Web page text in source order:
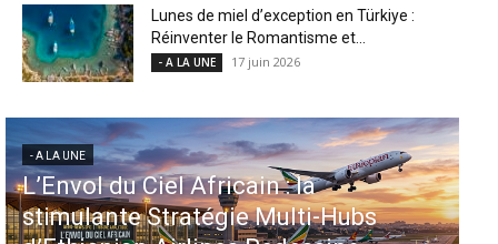
Lunes de miel d’exception en Türkiye :
Réinventer le Romantisme et...
- A LA UNE 17 juin 2026
- A LA UNE
Aéroports US : les États-Unis
injectent 870 millions de dollars